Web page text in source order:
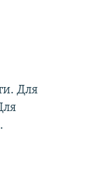
Для